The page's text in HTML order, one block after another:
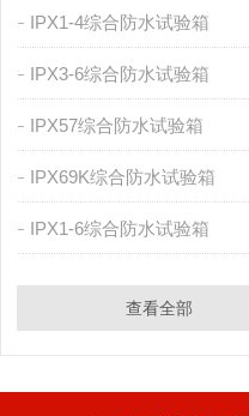
IPX1-4综合防水试验箱
IPX3-6综合防水试验箱
IPX57综合防水试验箱
IPX69K综合防水试验箱
IPX1-6综合防水试验箱
查看全部